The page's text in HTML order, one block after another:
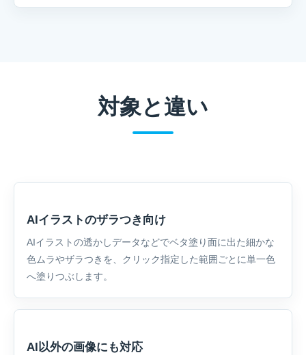
対象と違い
AIイラストのザラつき向け
AIイラストの透かしデータなどでベタ塗り面に出た細かな
色ムラやザラつきを、クリック指定した範囲ごとに単一色
へ塗りつぶします。
AI以外の画像にも対応